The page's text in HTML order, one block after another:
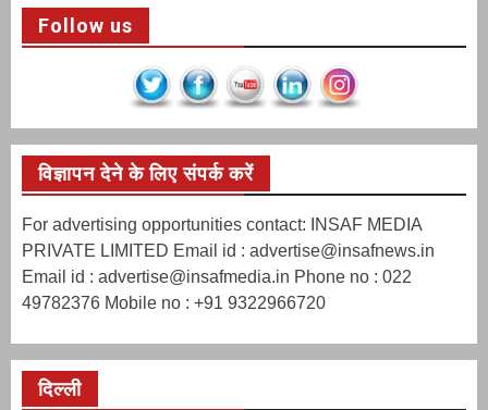
Follow us
विज्ञापन देने के लिए संपर्क करें
For advertising opportunities contact: INSAF MEDIA
PRIVATE LIMITED Email id : advertise@insafnews.in
Email id : advertise@insafmedia.in Phone no : 022
49782376 Mobile no : +91 9322966720
दिल्ली